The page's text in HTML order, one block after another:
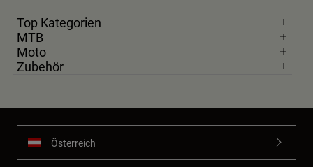
Top Kategorien
MTB
Moto
Zubehör
Österreich